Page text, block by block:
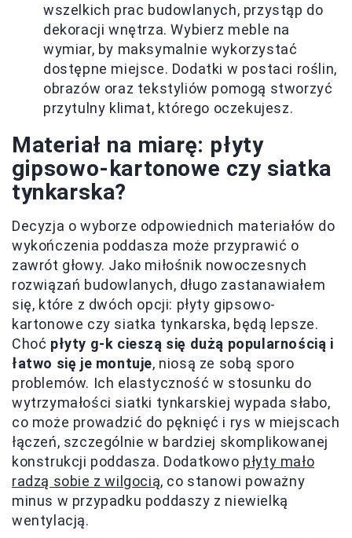
wszelkich prac budowlanych, przystąp do
dekoracji wnętrza. Wybierz meble na
wymiar, by maksymalnie wykorzystać
dostępne miejsce. Dodatki w postaci roślin,
obrazów oraz tekstyliów pomogą stworzyć
przytulny klimat, którego oczekujesz.
Materiał na miarę: płyty
gipsowo-kartonowe czy siatka
tynkarska?
Decyzja o wyborze odpowiednich materiałów do
wykończenia poddasza może przyprawić o
zawrót głowy. Jako miłośnik nowoczesnych
rozwiązań budowlanych, długo zastanawiałem
się, które z dwóch opcji: płyty gipsowo-
kartonowe czy siatka tynkarska, będą lepsze.
Choć płyty g-k cieszą się dużą popularnością i
łatwo się je montuje, niosą ze sobą sporo
problemów. Ich elastyczność w stosunku do
wytrzymałości siatki tynkarskiej wypada słabo,
co może prowadzić do pęknięć i rys w miejscach
łączeń, szczególnie w bardziej skomplikowanej
konstrukcji poddasza. Dodatkowo płyty mało
radzą sobie z wilgocią, co stanowi poważny
minus w przypadku poddaszy z niewielką
wentylacją.